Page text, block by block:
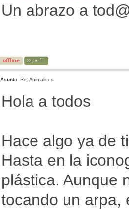
Un abrazo a
Asunto: Re: Animalicos
Hola a todos
Hace algo ya de
Hasta en la
plástica. Aunque
tocando un arpa,